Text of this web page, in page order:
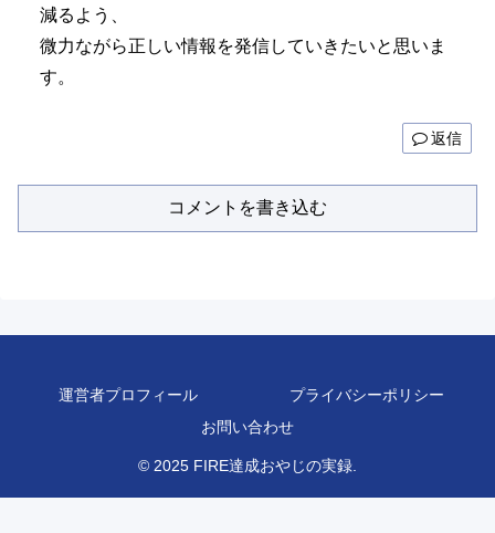
減るよう、
微力ながら正しい情報を発信していきたいと思いま
す。
返信
コメントを書き込む
運営者プロフィール
プライバシーポリシー
お問い合わせ
© 2025 FIRE達成おやじの実録.